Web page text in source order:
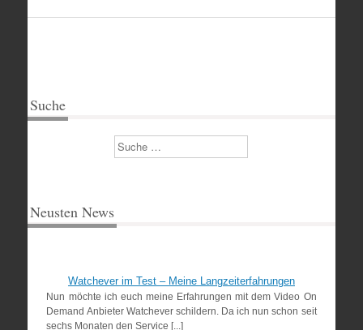
Suche
Suchen
Neusten News
Watchever im Test – Meine Langzeiterfahrungen
Nun möchte ich euch meine Erfahrungen mit dem Video On
Demand Anbieter Watchever schildern. Da ich nun schon seit
sechs Monaten den Service [...]